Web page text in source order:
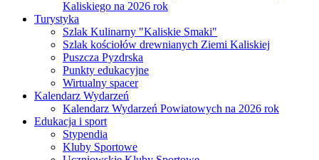
Kaliskiego na 2026 rok
Turystyka
Szlak Kulinarny "Kaliskie Smaki"
Szlak kościołów drewnianych Ziemi Kaliskiej
Puszcza Pyzdrska
Punkty edukacyjne
Wirtualny spacer
Kalendarz Wydarzeń
Kalendarz Wydarzeń Powiatowych na 2026 rok
Edukacja i sport
Stypendia
Kluby Sportowe